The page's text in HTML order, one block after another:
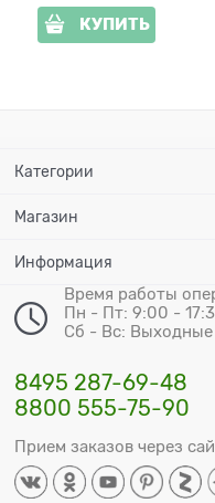
КУПИТЬ
Категории
Магазин
Информация
Время работы
Пн - Пт: 9:00 -
Сб - Вс: Выходные
8495 287-69-48
8800 555-75-90
Прием заказов через